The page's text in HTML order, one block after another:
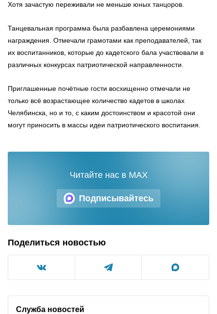
Хотя зачастую переживали не меньше юных танцоров.
Танцевальная программа была разбавлена церемониями
награждения. Отмечали грамотами как преподавателей, так
их воспитанников, которые до кадетского бала участвовали в
различных конкурсах патриотической направленности.
Приглашенные почётные гости восхищенно отмечали не
только всё возрастающее количество кадетов в школах
Челябинска, но и то, с каким достоинством и красотой они
могут приносить в массы идеи патриотического воспитания.
Подписывайтесь
Читайте нас в MAX
Поделиться новостью
Служба новостей